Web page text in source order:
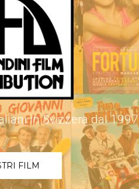
in Svizzera dal 1997
FILM